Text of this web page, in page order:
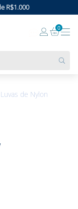
R$1.000
0
Luvas de Nylon